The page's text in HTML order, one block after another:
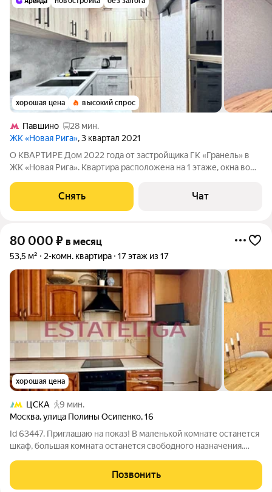
хорошая цена высокий спрос
Павшино
28 мин.
ЖК «Новая Рига», 3 квартал 2021
О КВАРТИРЕ Дом 2022 года от застройщика ГК «Гранель» в
ЖК «Новая Рига». Квартира расположена на 1 этаже, окна во
спальня, кухня, совмещённый санузел с ванной. Квартира
полностью меблирована:
Снять Чат
80 000 ₽ в месяц
53,5 м² 2-комн. квартира 17 этаж из 17
хорошая цена
ЦСКА
9 мин.
Москва,улица Полины Осипенко,16
Id 63447. Приглашаю на показ! В маленькой комнате останется
шкаф, большая комната останется свободного назначения.
квартира с дизайнерским ремонтом в районе Беговой:
комфорт и стиль для жизни
Позвонить